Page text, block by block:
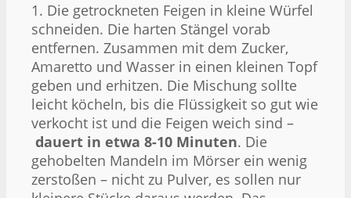
1. Die getrockneten Feigen in kleine Würfel
schneiden. Die harten Stängel vorab
entfernen. Zusammen mit dem Zucker,
Amaretto und Wasser in einen kleinen Topf
geben und erhitzen. Die Mischung sollte
leicht köcheln, bis die Flüssigkeit so gut wie
verkocht ist und die Feigen weich sind –
dauert in etwa 8-10 Minuten. Die
gehobelten Mandeln im Mörser ein wenig
zerstoßen – nicht zu Pulver, es sollen nur